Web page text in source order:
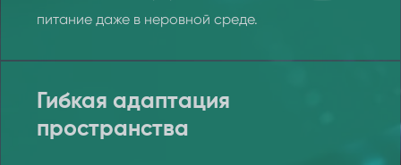
питание даже в неровной среде.
Гибкая адаптация
пространства